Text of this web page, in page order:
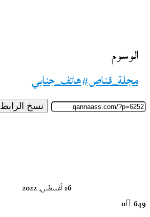
الوسوم
مجلة_قناص#هاتف_جنابي
نسخ الرابط
16 أغسطس، 2022
0 649